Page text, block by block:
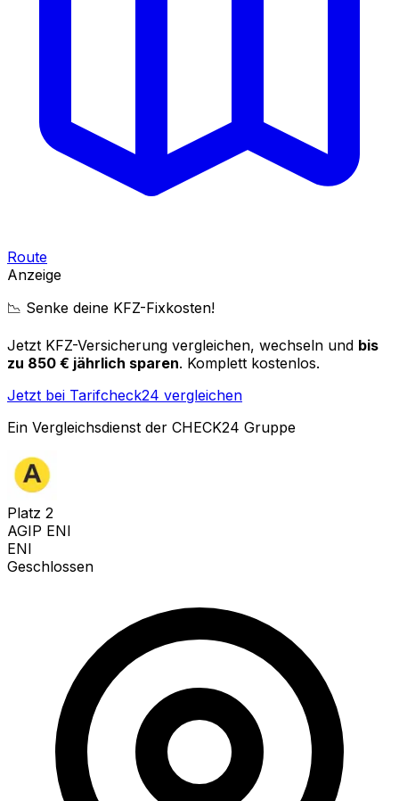
Route
Anzeige
📉 Senke deine KFZ-Fixkosten!
Jetzt KFZ-Versicherung vergleichen, wechseln und bis
zu 850 € jährlich sparen. Komplett kostenlos.
Jetzt bei Tarifcheck24 vergleichen
Ein Vergleichsdienst der CHECK24 Gruppe
Platz 2
AGIP ENI
ENI
Geschlossen